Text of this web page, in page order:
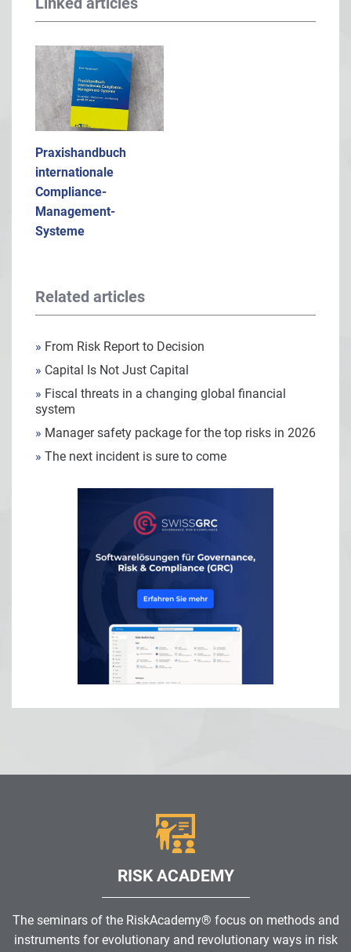
Praxishandbuch
internationale
Compliance-
Management-
Systeme
Related articles
» From Risk Report to Decision
» Capital Is Not Just Capital
» Fiscal threats in a changing global financial
system
» Manager safety package for the top risks in 2026
» The next incident is sure to come
RISK ACADEMY
The seminars of the RiskAcademy® focus on methods and
instruments for evolutionary and revolutionary ways in risk